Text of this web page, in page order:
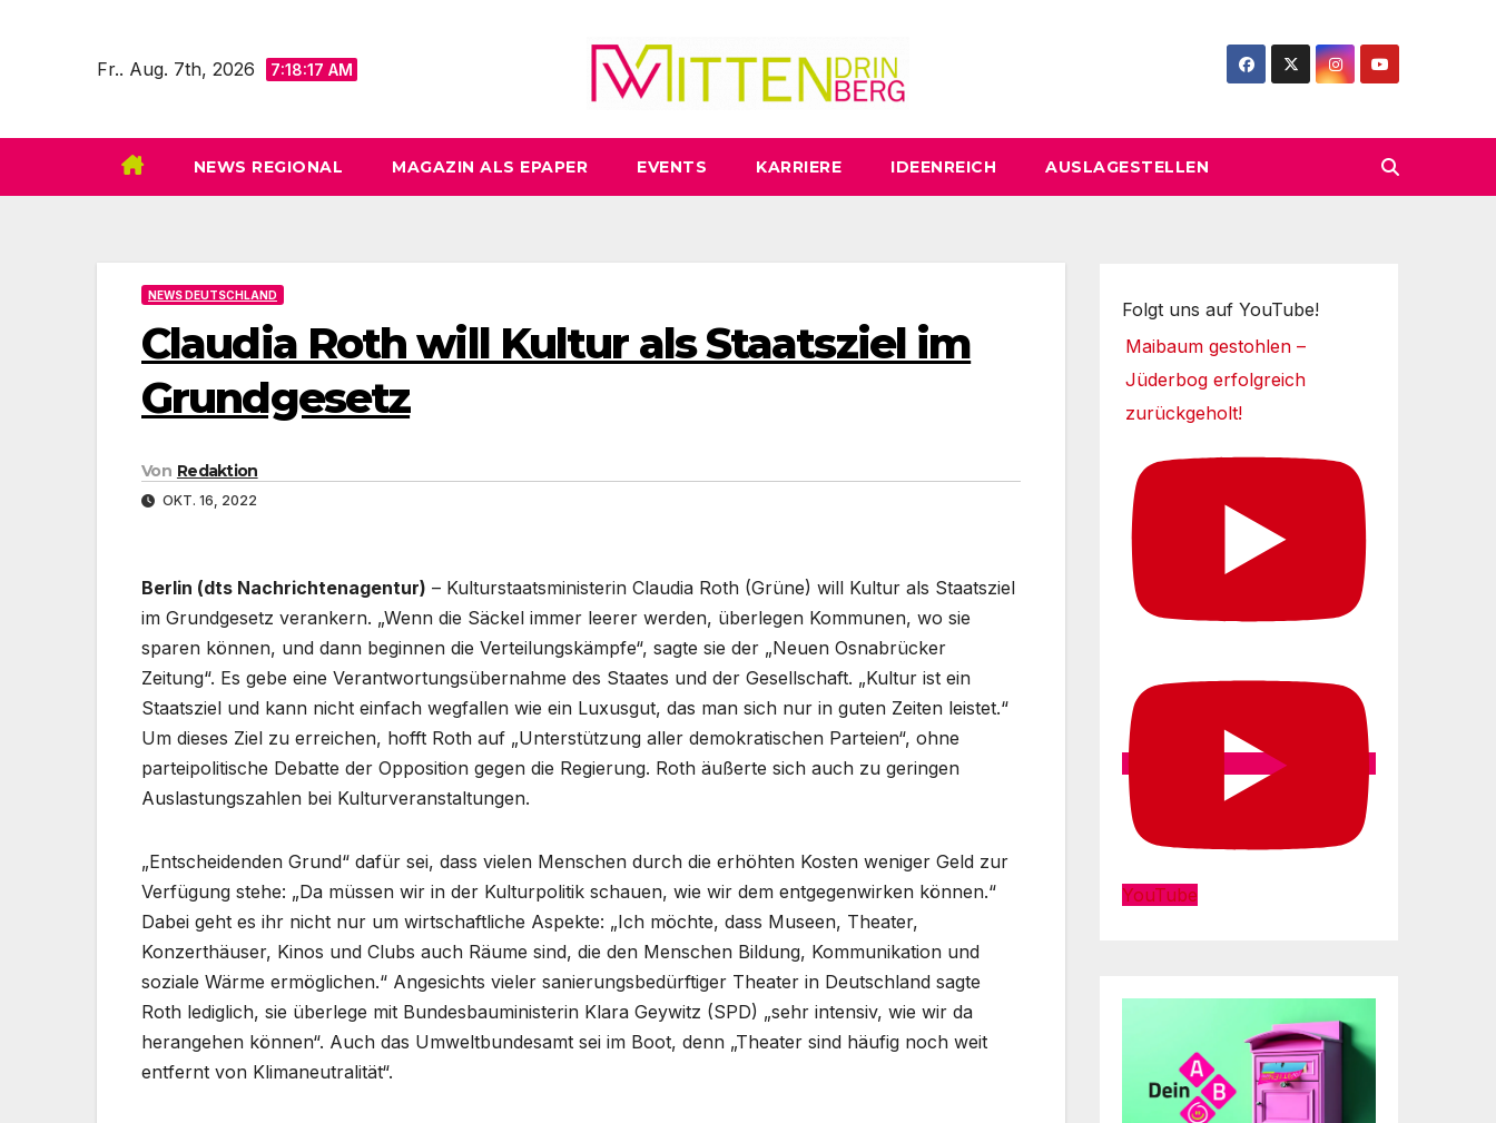
Fr.. Aug. 7th, 2026 7:18:18 AM
NEWS REGIONAL MAGAZIN ALS EPAPER EVENTS KARRIERE IDEENREICH AUSLAGESTELLEN
NEWS DEUTSCHLAND
Claudia Roth will Kultur als Staatsziel im
Grundgesetz
Von Redaktion
OKT. 16, 2022
Berlin (dts Nachrichtenagentur) – Kulturstaatsministerin Claudia Roth (Grüne) will Kultur als Staatsziel
im Grundgesetz verankern. „Wenn die Säckel immer leerer werden, überlegen Kommunen, wo sie
sparen können, und dann beginnen die Verteilungskämpfe“, sagte sie der „Neuen Osnabrücker
Zeitung“. Es gebe eine Verantwortungsübernahme des Staates und der Gesellschaft. „Kultur ist ein
Staatsziel und kann nicht einfach wegfallen wie ein Luxusgut, das man sich nur in guten Zeiten leistet.“
Um dieses Ziel zu erreichen, hofft Roth auf „Unterstützung aller demokratischen Parteien“, ohne
parteipolitische Debatte der Opposition gegen die Regierung. Roth äußerte sich auch zu geringen
Auslastungszahlen bei Kulturveranstaltungen.
„Entscheidenden Grund“ dafür sei, dass vielen Menschen durch die erhöhten Kosten weniger Geld zur
Verfügung stehe: „Da müssen wir in der Kulturpolitik schauen, wie wir dem entgegenwirken können.“
Dabei geht es ihr nicht nur um wirtschaftliche Aspekte: „Ich möchte, dass Museen, Theater,
Konzerthäuser, Kinos und Clubs auch Räume sind, die den Menschen Bildung, Kommunikation und
soziale Wärme ermöglichen.“ Angesichts vieler sanierungsbedürftiger Theater in Deutschland sagte
Roth lediglich, sie überlege mit Bundesbauministerin Klara Geywitz (SPD) „sehr intensiv, wie wir da
herangehen können“. Auch das Umweltbundesamt sei im Boot, denn „Theater sind häufig noch weit
entfernt von Klimaneutralität“.
Folgt uns auf YouTube!
Maibaum gestohlen –
Jüderbog erfolgreich
zurückgeholt!
YouTube